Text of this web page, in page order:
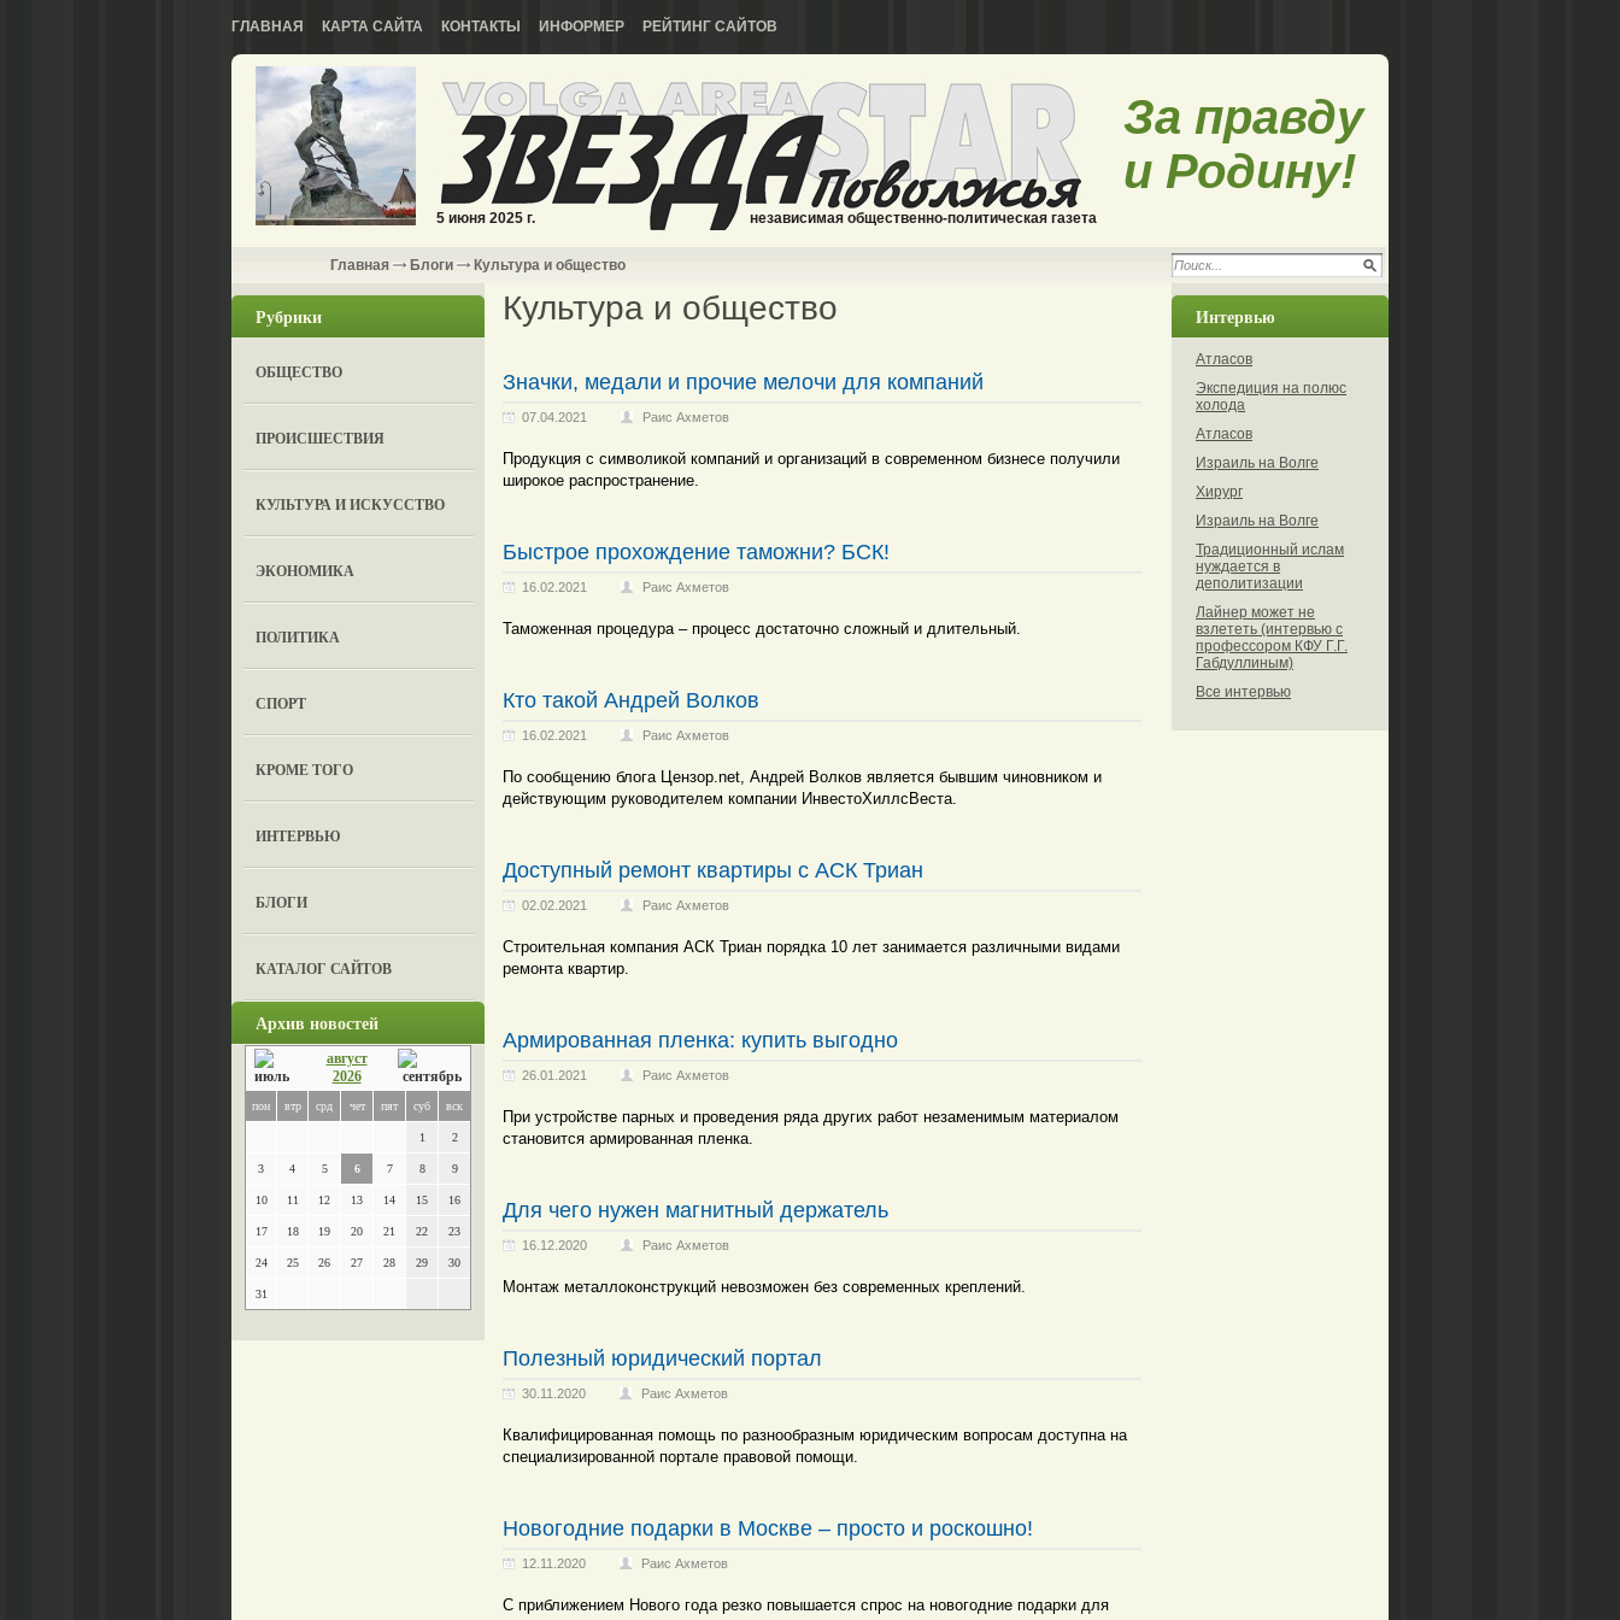
ГЛАВНАЯ КАРТА САЙТА КОНТАКТЫ ИНФОРМЕР РЕЙТИНГ САЙТОВ
5 июня 2025 г. независимая общественно-политическая газета
За правду
и Родину!
Главная Блоги Культура и общество
Рубрики
ОБЩЕСТВО
ПРОИСШЕСТВИЯ
КУЛЬТУРА И ИСКУССТВО
ЭКОНОМИКА
ПОЛИТИКА
СПОРТ
КРОМЕ ТОГО
ИНТЕРВЬЮ
БЛОГИ
КАТАЛОГ САЙТОВ
Архив новостей
август
2026
пон втр срд чет пят суб вск
1 2
3 4 5 6 7 8 9
10 11 12 13 14 15 16
17 18 19 20 21 22 23
24 25 26 27 28 29 30
31
Культура и общество
Значки, медали и прочие мелочи для компаний
07.04.2021 Раис Ахметов
Продукция с символикой компаний и организаций в современном бизнесе получили
широкое распространение.
Быстрое прохождение таможни? БСК!
16.02.2021 Раис Ахметов
Таможенная процедура – процесс достаточно сложный и длительный.
Кто такой Андрей Волков
16.02.2021 Раис Ахметов
По сообщению блога Цензор.net, Андрей Волков является бывшим чиновником и
действующим руководителем компании ИнвестоХиллсВеста.
Доступный ремонт квартиры с АСК Триан
02.02.2021 Раис Ахметов
Строительная компания АСК Триан порядка 10 лет занимается различными видами
ремонта квартир.
Армированная пленка: купить выгодно
26.01.2021 Раис Ахметов
При устройстве парных и проведения ряда других работ незаменимым материалом
становится армированная пленка.
Для чего нужен магнитный держатель
16.12.2020 Раис Ахметов
Монтаж металлоконструкций невозможен без современных креплений.
Полезный юридический портал
30.11.2020 Раис Ахметов
Квалифицированная помощь по разнообразным юридическим вопросам доступна на
специализированной портале правовой помощи.
Новогодние подарки в Москве – просто и роскошно!
12.11.2020 Раис Ахметов
С приближением Нового года резко повышается спрос на новогодние подарки для
Интервью
Атласов
Экспедиция на полюс
холода
Атласов
Израиль на Волге
Хирург
Израиль на Волге
Традиционный ислам
нуждается в
деполитизации
Лайнер может не
взлететь (интервью с
профессором КФУ Г.Г.
Габдуллиным)
Все интервью